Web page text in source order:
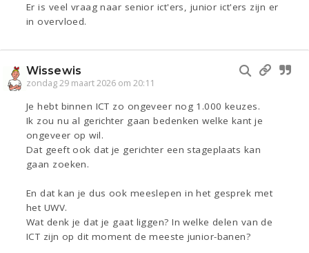
Er is veel vraag naar senior ict'ers, junior ict'ers zijn er
in overvloed.
Wissewis
zondag 29 maart 2026 om 20:11
Je hebt binnen ICT zo ongeveer nog 1.000 keuzes.
Ik zou nu al gerichter gaan bedenken welke kant je
ongeveer op wil.
Dat geeft ook dat je gerichter een stageplaats kan
gaan zoeken.
En dat kan je dus ook meeslepen in het gesprek met
het UWV.
Wat denk je dat je gaat liggen? In welke delen van de
ICT zijn op dit moment de meeste junior-banen?